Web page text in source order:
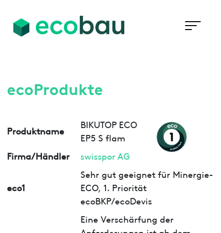
ecoProdukte
Produktname
BIKUTOP ECO
EP5 S flam
Firma/Händler
swisspor AG
eco1
Sehr gut geeignet für Minergie-
ECO, 1. Priorität
ecoBKP/ecoDevis
Eine Verschärfung der